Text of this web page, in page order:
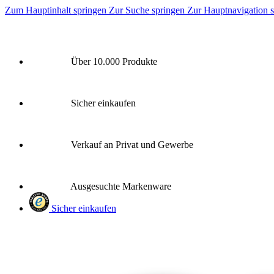
Zum Hauptinhalt springen Zur Suche springen Zur Hauptnavigation
Über 10.000 Produkte
Sicher einkaufen
Verkauf an Privat und Gewerbe
Ausgesuchte Markenware
Sicher einkaufen